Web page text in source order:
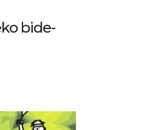
bide-